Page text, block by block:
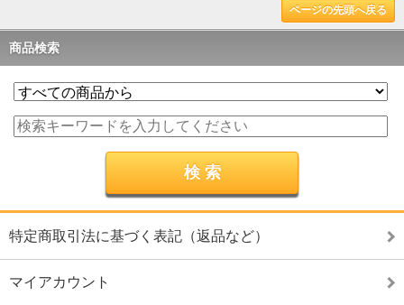
ページの先頭へ戻る
商品検索
特定商取引法に基づく表記（返品など）
マイアカウント